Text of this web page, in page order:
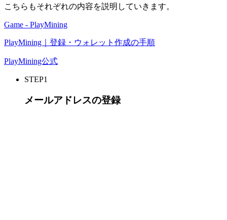
こちらもそれぞれの内容を説明していきます。
Game - PlayMining
PlayMining｜登録・ウォレット作成の手順
PlayMining公式
STEP1
メールアドレスの登録